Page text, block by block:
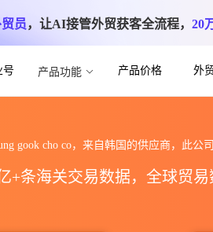
员，让AI接管外贸获客全流程， 20
号 产品功能 产品价格 外
gook cho co，来自韩国的供应商，此公
+条海关交易数据，全球贸